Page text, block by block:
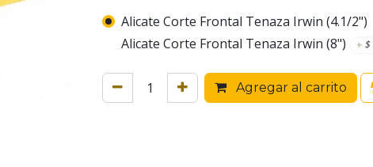
Alicate Corte Frontal Tenaza Irwin (4.1/2")
Alicate Corte Frontal Tenaza Irwin (8")
+ $
Agregar al carrito